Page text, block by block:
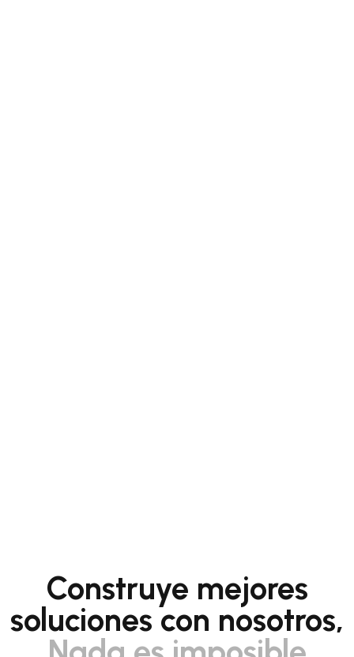
Construye mejores
soluciones con nosotros,